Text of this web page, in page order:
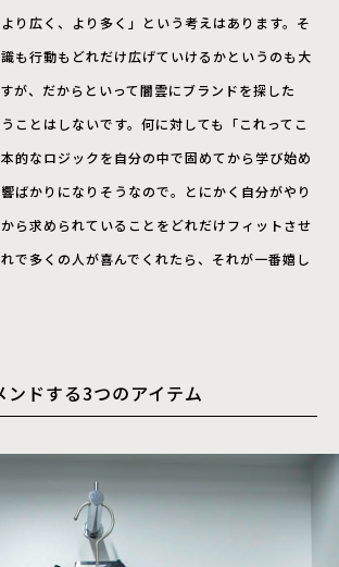
り広く、より多く」という考えはあります。そ
も行動もどれだけ広げていけるかというのも大
が、だからといって闇雲にブランドを探した
ことはしないです。何に対しても「これってこ
的なロジックを自分の中で固めてから学び始め
ばかりになりそうなので。とにかく自分がやり
ら求められていることをどれだけフィットさせ
で多くの人が喜んでくれたら、それが一番嬉し
ドする3つのアイテム